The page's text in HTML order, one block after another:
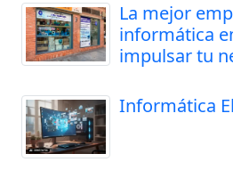
La mejor
informática
impulsar tu
Informática